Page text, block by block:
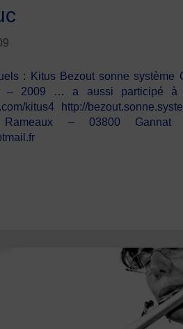
: Kitus Bezout sonne système
– 2009 … a aussi participé à
kitus4 http://
– 03800